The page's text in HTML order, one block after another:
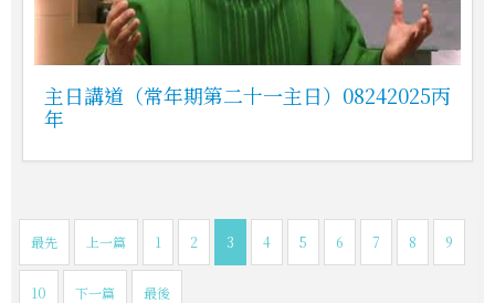
主日講道（常年期第二十一主日）08242025丙
年
最先 上一篇 1 2 3 4 5 6 7 8 9
10 下一篇 最後